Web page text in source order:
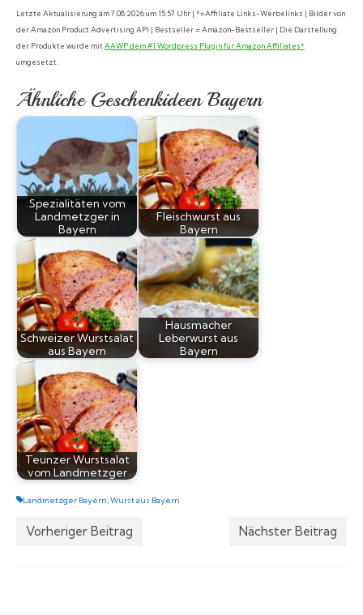
Letzte Aktualisierung am 7.08.2026 um 15:57 Uhr | *=Affiliate Links-Werbelinks | Bilder von
der Amazon Product Advertising API | Bestseller = Amazon-Bestseller | Die Darstellung
der Produkte wurde mitAAWP dem #1 Wordpress Plugin für Amazon Affiliates*
umgesetzt.
Ähnliche Geschenkideen Bayern
Spezialitäten vom
Landmetzger in
Bayern
Fleischwurst aus
Bayern
Schweizer Wurstsalat
aus Bayern
Hausmacher
Leberwurst aus
Bayern
Teunzer Wurstsalat
vom Landmetzger
Landmetzger Bayern,Wurst aus Bayern
Vorheriger Beitrag Nächster Beitrag